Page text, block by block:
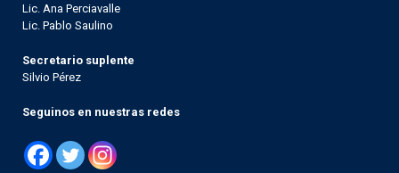
Lic. Ana Perciavalle
Lic. Pablo Saulino
Secretario suplente
Silvio Pérez
Seguinos en nuestras redes